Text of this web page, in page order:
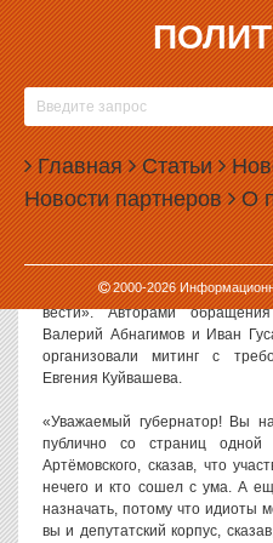
Главная Статьи
Новости партнеров О
2000-2026
07.12.2015, 13:11
ЖИТЕЛИ
КУЙВАШЕВА
Жители города Артемовский
потребовали от губернатора
Куйвашева публичных
назвал их сумасшедшими и
Обращение артемовцев
вести». Авторами
Валерий Абнагимов и Иван
организовали митинг с
Евгения Куйвашева.
«Уважаемый губернатор! Вы
публично со страниц одной
Артёмовского, сказав, что
нечего и кто сошел с ума. А
назначать, потому что идиоты
вы и депутатский корпус,